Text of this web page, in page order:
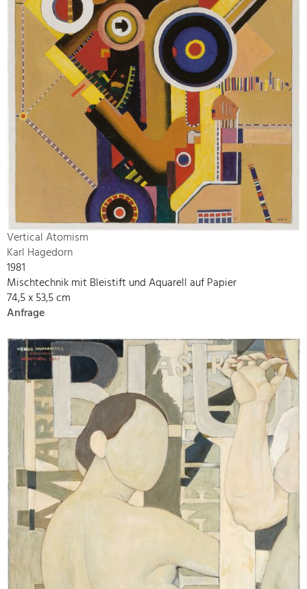
Vertical Atomism
Karl Hagedorn
1981
Mischtechnik mit Bleistift und Aquarell auf Papier
74,5 x 53,5 cm
Anfrage